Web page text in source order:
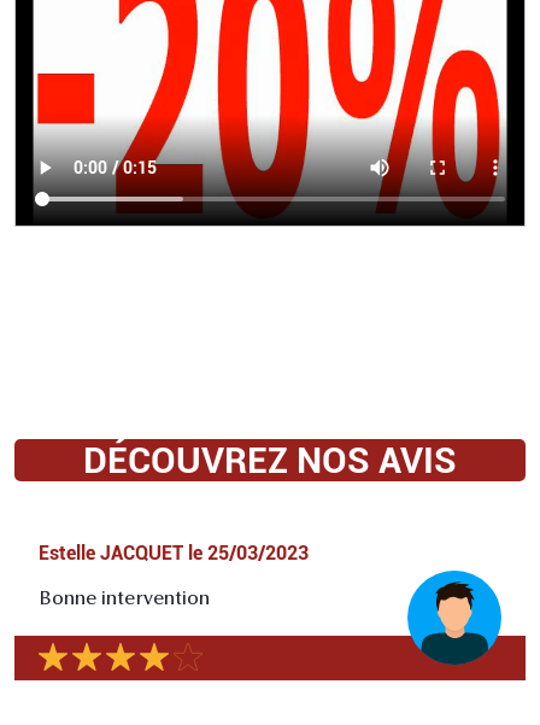
DÉCOUVREZ NOS AVIS
Estelle JACQUET le 25/03/2023
Bonne intervention